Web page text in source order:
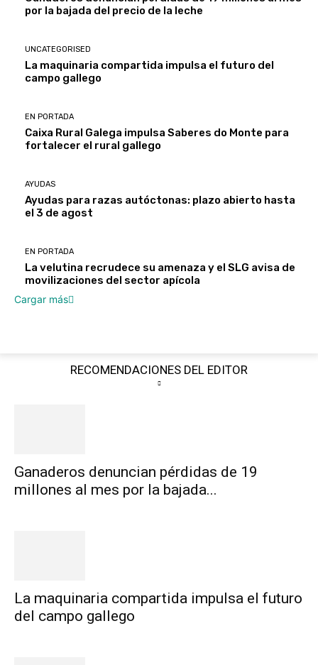
por la bajada del precio de la leche
UNCATEGORISED
La maquinaria compartida impulsa el futuro del
campo gallego
EN PORTADA
Caixa Rural Galega impulsa Saberes do Monte para
fortalecer el rural gallego
AYUDAS
Ayudas para razas autóctonas: plazo abierto hasta
el 3 de agost
EN PORTADA
La velutina recrudece su amenaza y el SLG avisa de
movilizaciones del sector apícola
Cargar más
RECOMENDACIONES DEL EDITOR
Ganaderos denuncian pérdidas de 19
millones al mes por la bajada...
La maquinaria compartida impulsa el futuro
del campo gallego